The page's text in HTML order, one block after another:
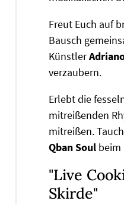
Freut Euch auf
Bausch
Künstler
verzaubern.
Erlebt die
mitreißenden
mitreißen.
Qban Soul beim
"Live
Skirde"